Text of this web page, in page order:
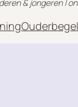
& jongeren |